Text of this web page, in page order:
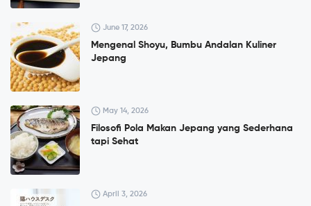
June 17, 2026
Mengenal Shoyu, Bumbu Andalan Kuliner
Jepang
May 14, 2026
Filosofi Pola Makan Jepang yang Sederhana
tapi Sehat
April 3, 2026